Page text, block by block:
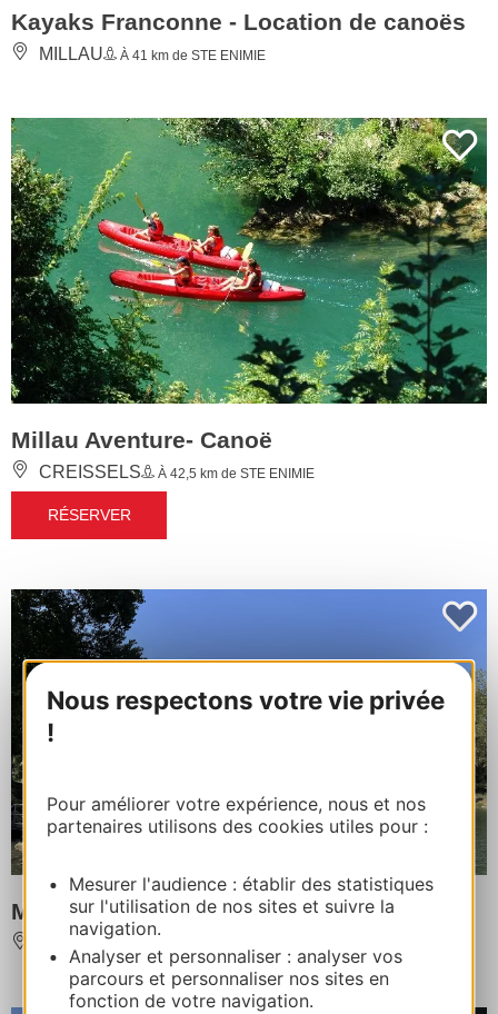
Nous respectons votre vie privée
!
Pour améliorer votre expérience, nous et nos
partenaires utilisons des cookies utiles pour :
Mesurer l'audience : établir des statistiques
sur l'utilisation de nos sites et suivre la
navigation.
Analyser et personnaliser : analyser vos
parcours et personnaliser nos sites en
fonction de votre navigation.
Kayaks Franconne - Location de canoës
MILLAU À 41 km de STE ENIMIE
Millau Aventure- Canoë
CREISSELS À 42,5 km de STE ENIMIE
RÉSERVER
Millau Aventure - Paddle
CREISSELS